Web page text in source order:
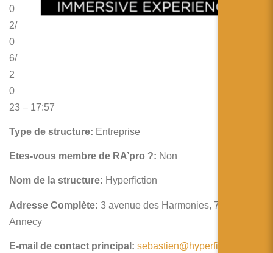
0
2/
0
6/
2
0
23 – 17:57
Type de structure: Entreprise
Etes-vous membre de RA’pro ?: Non
Nom de la structure: Hyperfiction
Adresse Complète: 3 avenue des Harmonies, 74960
Annecy
E-mail de contact principal: sebastien@hyperfiction.fr